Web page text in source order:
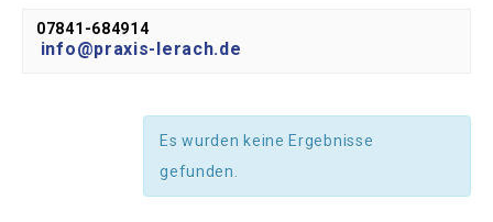
07841-684914
info@praxis-lerach.de
Es wurden keine Ergebnisse
gefunden.